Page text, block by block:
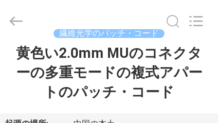
Geehe
Optical
Reserved.
Developed
繊維光学のパッチ・コード
黄色い2.0mm MUのコネクタ
ーの多重モードの複式アパー
トのパッチ・コード